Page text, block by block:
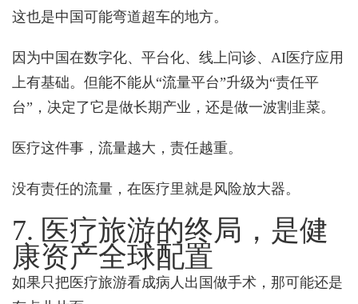
这也是中国可能弯道超车的地方。
因为中国在数字化、平台化、线上问诊、AI医疗应用
上有基础。但能不能从“流量平台”升级为“责任平
台”，决定了它是做长期产业，还是做一波割韭菜。
医疗这件事，流量越大，责任越重。
没有责任的流量，在医疗里就是风险放大器。
7. 医疗旅游的终局，是健
康资产全球配置
如果只把医疗旅游看成病人出国做手术，那可能还是